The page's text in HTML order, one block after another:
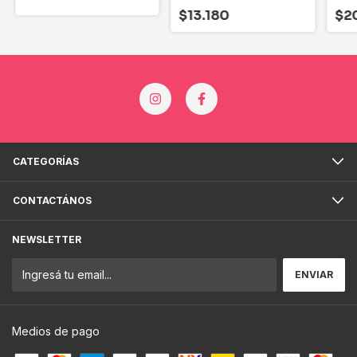
$13.180
CATEGORÍAS
CONTACTÁNOS
NEWSLETTER
Medios de pago